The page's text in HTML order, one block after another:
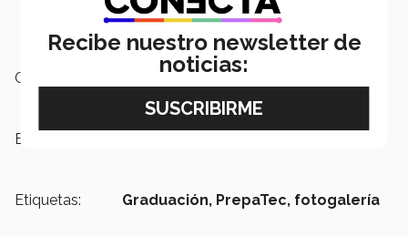
Campus:
Escuelas:
Etiquetas: Graduación, PrepaTec, fotogalería
Recibe nuestro newsletter de
noticias: